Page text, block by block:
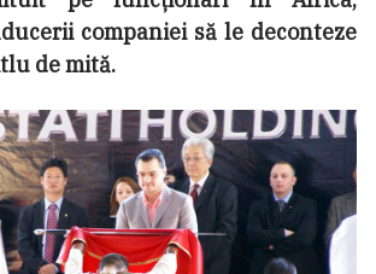
companiei să le deconteze
de mită.